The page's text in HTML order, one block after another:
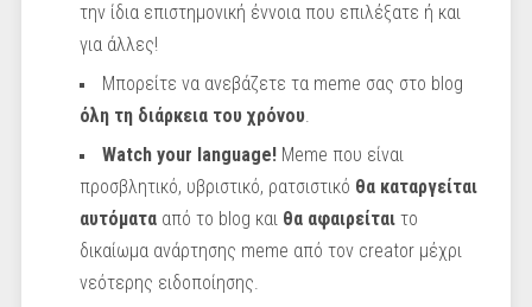
την ίδια επιστημονική έννοια που επιλέξατε ή και
για άλλες!
Μπορείτε να ανεβάζετε τα meme σας στο blog
όλη τη διάρκεια του χρόνου.
Watch your language! Meme που είναι
προσβλητικό, υβριστικό, ρατσιστικό θα καταργείται
αυτόματααπό το blog και θα αφαιρείταιτο
δικαίωμα ανάρτησης meme από τον creator μέχρι
νεότερης ειδοποίησης.